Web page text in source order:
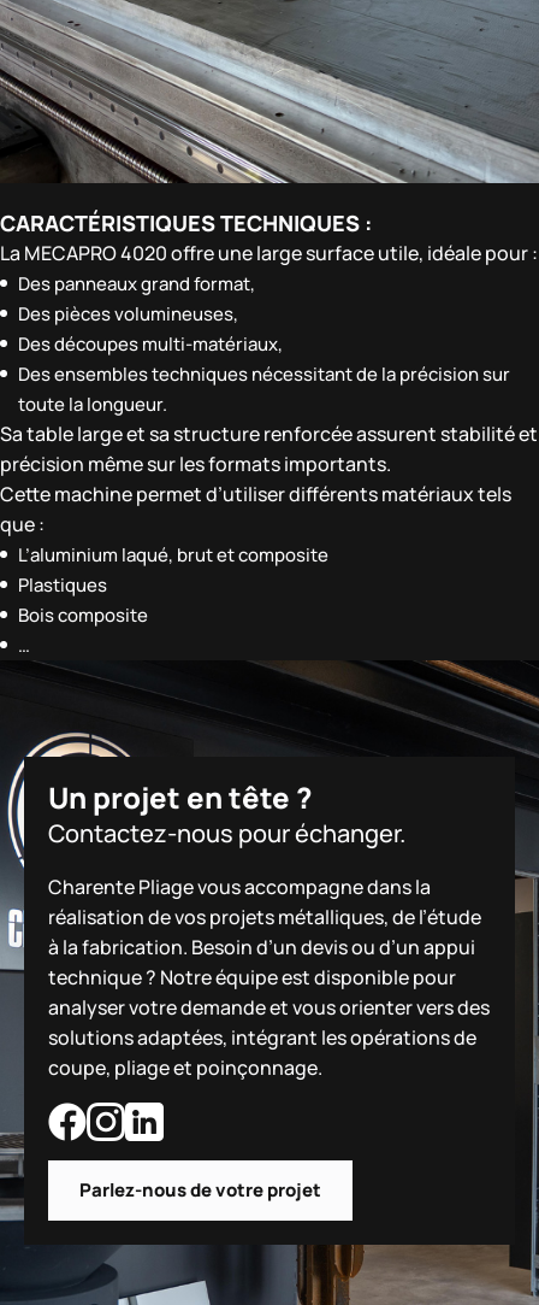
CARACTÉRISTIQUES TECHNIQUES :
La MECAPRO 4020 offre une large surface utile, idéale pour :
Des panneaux grand format,
Des pièces volumineuses,
Des découpes multi-matériaux,
Des ensembles techniques nécessitant de la précision sur
toute la longueur.
Sa table large et sa structure renforcée assurent stabilité et
précision même sur les formats importants.
Cette machine permet d’utiliser différents matériaux tels
que :
L’aluminium laqué, brut et composite
Plastiques
Bois composite
…
Un projet en tête ?
Contactez-nous pour échanger.
Charente Pliage vous accompagne dans la
réalisation de vos projets métalliques, de l’étude
à la fabrication. Besoin d’un devis ou d’un appui
technique ? Notre équipe est disponible pour
analyser votre demande et vous orienter vers des
solutions adaptées, intégrant les opérations de
coupe, pliage et poinçonnage.
Parlez-nous de votre projet